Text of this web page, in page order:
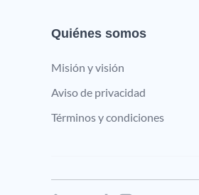
Quiénes somos
Misión y visión
Aviso de privacidad
Términos y condiciones